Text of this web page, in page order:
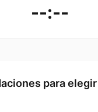
--:--
para